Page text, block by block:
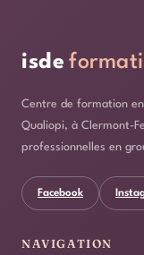
isde
Centre de formation
Qualiopi, à Clermont-
professionnelles en
Facebook
NAVIGATION